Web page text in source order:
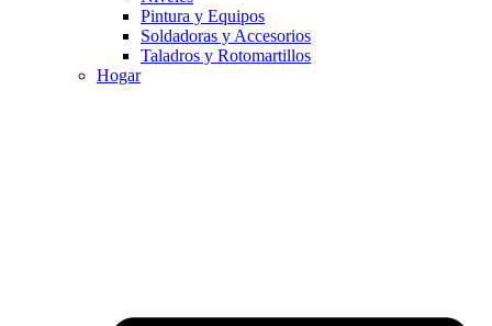
Pintura y Equipos
Soldadoras y Accesorios
Taladros y Rotomartillos
Hogar